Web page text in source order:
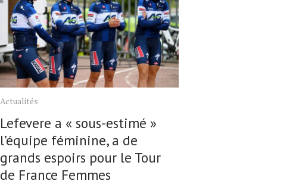
Actualités
Lefevere a « sous-estimé »
l’équipe féminine, a de
grands espoirs pour le Tour
de France Femmes